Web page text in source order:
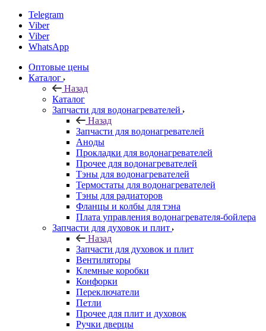
Telegram
Viber
Viber
WhatsApp
Оптовые цены
Каталог
Назад
Каталог
Запчасти для водонагревателей
Назад
Запчасти для водонагревателей
Аноды
Прокладки для водонагревателей
Прочее для водонагревателей
Тэны для водонагревателей
Термостаты для водонагревателей
Тэны для радиаторов
Фланцы и колбы для тэна
Плата управления водонагревателя-бойлера
Запчасти для духовок и плит
Назад
Запчасти для духовок и плит
Вентиляторы
Клемные коробки
Конфорки
Переключатели
Петли
Прочее для плит и духовок
Ручки дверцы